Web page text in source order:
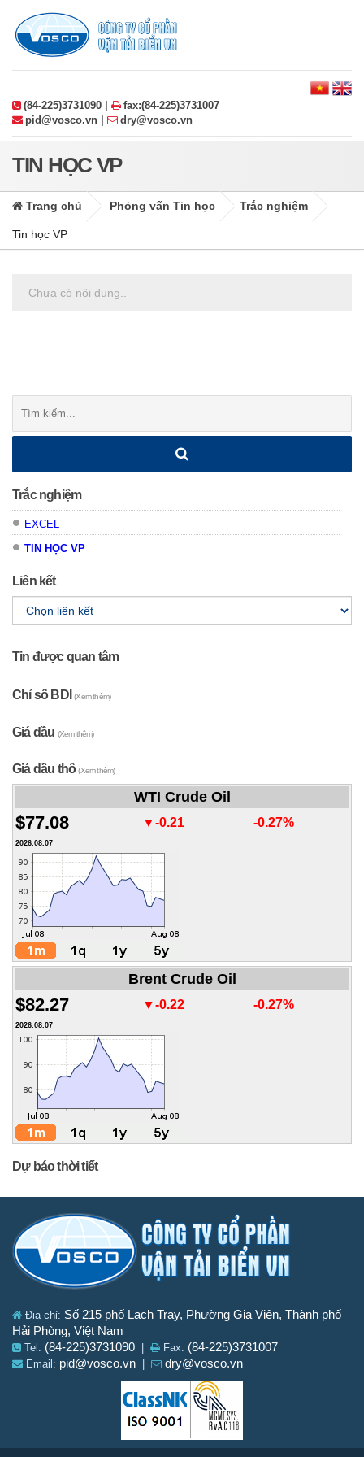
(84-225)3731090 |
fax:(84-225)3731007
pid@vosco.vn |
dry@vosco.vn
TIN HỌC VP
Trang chủ Phỏng vấn Tin học Trắc nghiệm
Tin học VP
Chưa có nội dung..
kiếm:
Trắc nghiệm
EXCEL
TIN HỌC VP
Liên kết
Tin được quan tâm
Chỉ số BDI(Xem thêm)
Giá dầu (Xem thêm)
Giá dầu thô(Xem thêm)
WTI Crude Oil
$77.08 ▼-0.21 -0.27%
2026.08.07
Brent Crude Oil
$82.27 ▼-0.22 -0.27%
2026.08.07
Dự báo thời tiết
Địa chỉ: Số 215 phố Lạch Tray, Phường Gia Viên, Thành phố
Hải Phòng, Việt Nam
Tel: (84-225)3731090 Fax: (84-225)3731007
Email: pid@vosco.vn dry@vosco.vn